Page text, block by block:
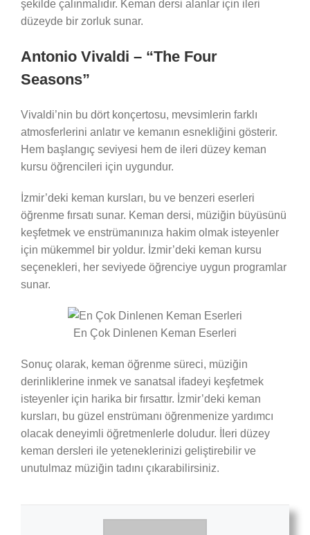
şekilde çalınmalıdır. Keman dersi alanlar için ileri
düzeyde bir zorluk sunar.
Antonio Vivaldi – “The Four
Seasons”
Vivaldi’nin bu dört konçertosu, mevsimlerin farklı
atmosferlerini anlatır ve kemanın esnekliğini gösterir.
Hem başlangıç seviyesi hem de ileri düzey keman
kursu öğrencileri için uygundur.
İzmir’deki keman kursları, bu ve benzeri eserleri
öğrenme fırsatı sunar. Keman dersi, müziğin büyüsünü
keşfetmek ve enstrümanınıza hakim olmak isteyenler
için mükemmel bir yoldur. İzmir’deki keman kursu
seçenekleri, her seviyede öğrenciye uygun programlar
sunar.
En Çok Dinlenen Keman Eserleri
Sonuç olarak, keman öğrenme süreci, müziğin
derinliklerine inmek ve sanatsal ifadeyi keşfetmek
isteyenler için harika bir fırsattır. İzmir’deki keman
kursları, bu güzel enstrümanı öğrenmenize yardımcı
olacak deneyimli öğretmenlerle doludur. İleri düzey
keman dersleri ile yeteneklerinizi geliştirebilir ve
unutulmaz müziğin tadını çıkarabilirsiniz.